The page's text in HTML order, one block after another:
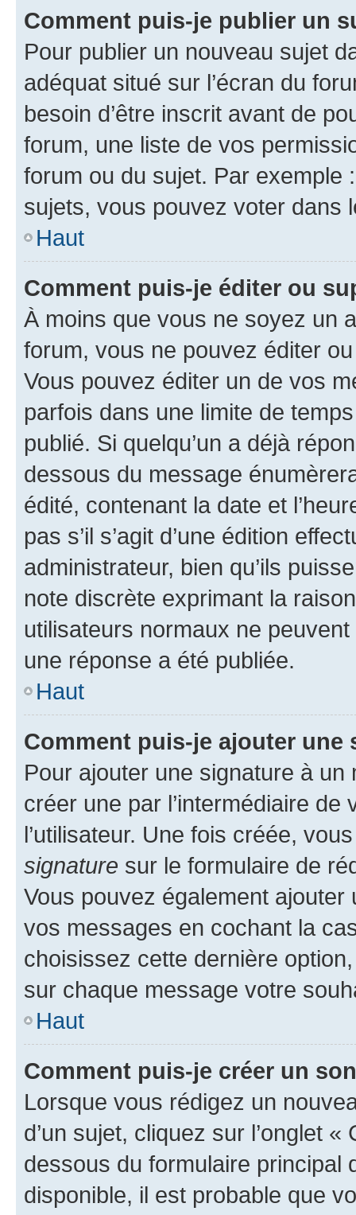
Comment puis-je publier un
Pour publier un nouveau sujet
adéquat situé sur l’écran du
besoin d’être inscrit avant de
forum, une liste de vos
forum ou du sujet. Par exemple
sujets, vous pouvez voter dans
Haut
Comment puis-je éditer ou
À moins que vous ne soyez un
forum, vous ne pouvez éditer
Vous pouvez éditer un de vos
parfois dans une limite de
publié. Si quelqu’un a déjà
dessous du message
édité, contenant la date et
pas s’il s’agit d’une édition
administrateur, bien qu’ils
note discrète exprimant la
utilisateurs normaux ne
une réponse a été publiée.
Haut
Comment puis-je ajouter une
Pour ajouter une signature à un
créer une par l’intermédiaire
l’utilisateur. Une fois créée,
signature sur le formulaire de
Vous pouvez également
vos messages en cochant la
choisissez cette dernière
sur chaque message votre
Haut
Comment puis-je créer un
Lorsque vous rédigez un
d’un sujet, cliquez sur l’onglet
dessous du formulaire principal
disponible, il est probable que